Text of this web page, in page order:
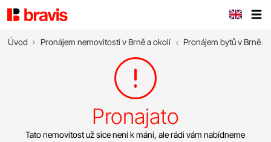
Úvod Pronájem nemovitostí v Brně a okolí Pronájem bytů v Brně a
Pronajato
Tato nemovitost už sice není k mání, ale rádi vám nabídneme